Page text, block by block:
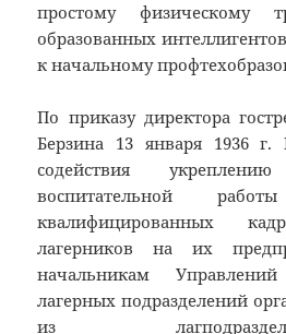
простому физическому
образованных
к начальному
По приказу директора
Берзина 13 января
содействия
воспитательной
квалифицированных
лагерников на их
начальникам
лагерных подразделений
из